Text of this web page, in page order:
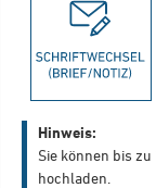
Hinweis:
Sie können bis
hochladen.